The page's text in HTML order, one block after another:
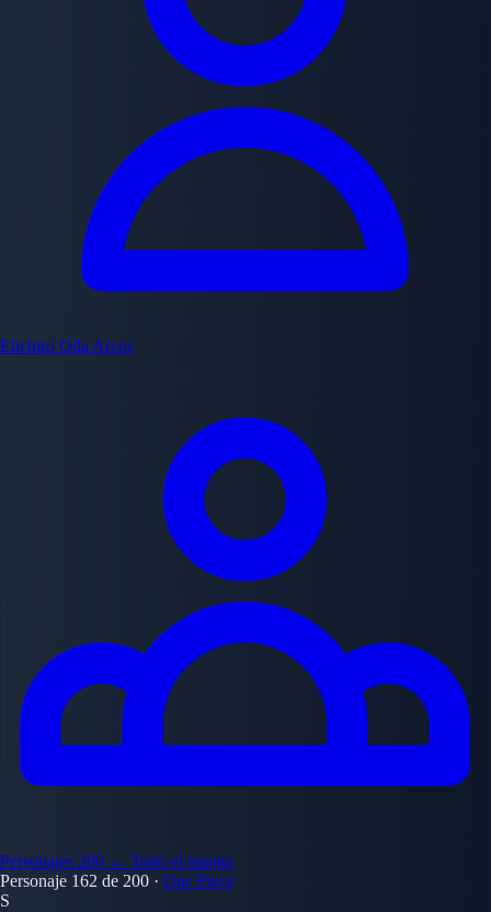
Eiichiro Oda Arcos
Personajes 200 ← Todo el manga
Personaje 162 de 200 · One Piece
S